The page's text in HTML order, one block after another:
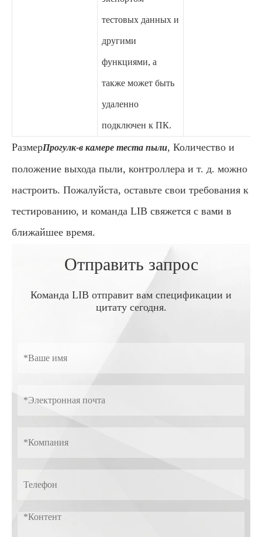
тестовых данных и
другими
функциями, а
также может быть
удаленно
подключен к ПК.
РазмерПрогулк-в камере теста пыли, Количество и
положение выхода пыли, контроллера и т. д. можно
настроить. Пожалуйста, оставьте свои требования к
тестированию, и команда LIB свяжется с вами в
ближайшее время.
Отправить запрос
Команда LIB отправит вам спецификации и
цитату сегодня.